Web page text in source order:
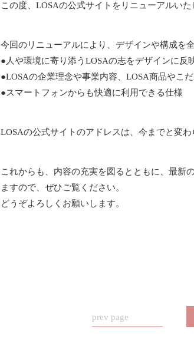
この度、LOSAの公式サイトをリニューアルいた
今回のリニューアルにより、デザインや構成を
●人や環境に寄り添うLOSAの志をデザインに反
●LOSAの企業理念や事業内容、LOSA商品やこ
●スマートフォンからも快適に利用できる仕様
LOSAの公式サイトのアドレスは、今までと変わ
これからも、内容の充実を図るとともに、最新
ますので、ぜひご覧ください。
どうぞよろしくお願いします。
prev page